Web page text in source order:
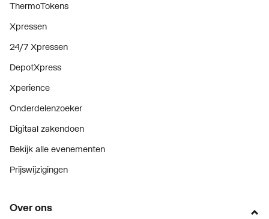
ThermoTokens
Xpressen
24/7 Xpressen
DepotXpress
Xperience
Onderdelenzoeker
Digitaal zakendoen
Bekijk alle evenementen
Prijswijzigingen
Over ons